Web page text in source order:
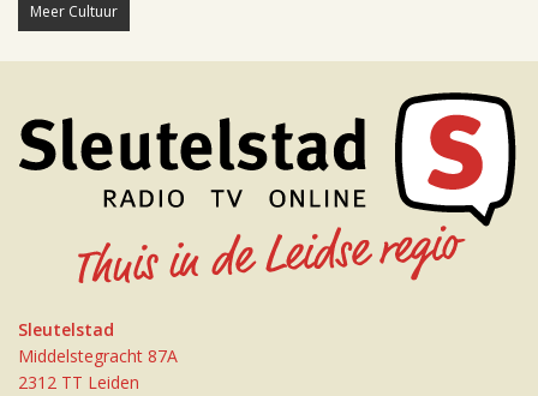
Meer Cultuur
Sleutelstad
Middelstegracht 87A
2312 TT Leiden